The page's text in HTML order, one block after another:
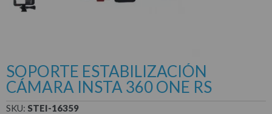
SOPORTE ESTABILIZACIÓN
CÁMARA INSTA 360 ONE RS
SKU: STEI-16359